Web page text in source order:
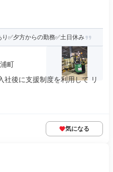
✅夕方からの勤務✅土日休み
町
社後に支援制度を利用して リ
気になる